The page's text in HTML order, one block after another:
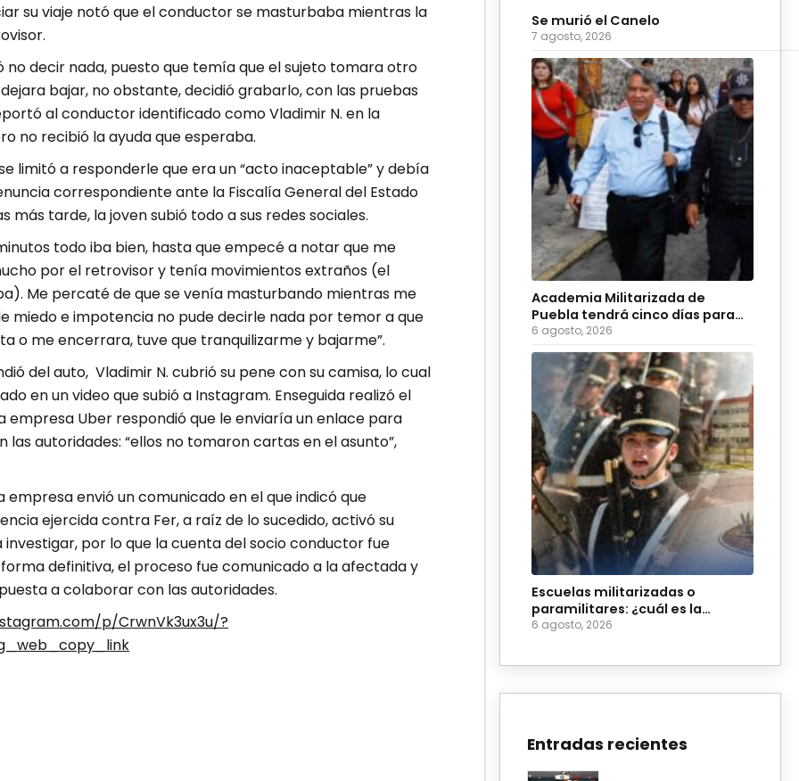
su viaje notó que el conductor se masturbaba mientras la
no decir nada, puesto que temía que el sujeto tomara otro
bajar, no obstante, decidió grabarlo, con las pruebas
al conductor identificado como Vladimir N. en la
no recibió la ayuda que esperaba.
limitó a responderle que era un “acto inaceptable” y debía
correspondiente ante la Fiscalía General del Estado
más tarde, la joven subió todo a sus redes sociales.
todo iba bien, hasta que empecé a notar que me
por el retrovisor y tenía movimientos extraños (el
Me percaté de que se venía masturbando mientras me
miedo e impotencia no pude decirle nada por temor a que
o me encerrara, tuve que tranquilizarme y bajarme”.
del auto, Vladimir N. cubrió su pene con su camisa, lo cual
en un video que subió a Instagram. Enseguida realizó el
empresa Uber respondió que le enviaría un enlace para
las autoridades: “ellos no tomaron cartas en el asunto”,
empresa envió un comunicado en el que indicó que
ejercida contra Fer, a raíz de lo sucedido, activó su
por lo que la cuenta del socio conductor fue
definitiva, el proceso fue comunicado a la afectada y
a colaborar con las autoridades.
p/CrwnVk3ux3u/?
Se murió el Canelo
7 agosto, 2026
Academia Militarizada de
Puebla tendrá cinco días para
evitar suspensión
6 agosto, 2026
Escuelas militarizadas o
paramilitares: ¿cuál es la
diferencia?
6 agosto, 2026
Entradas recientes